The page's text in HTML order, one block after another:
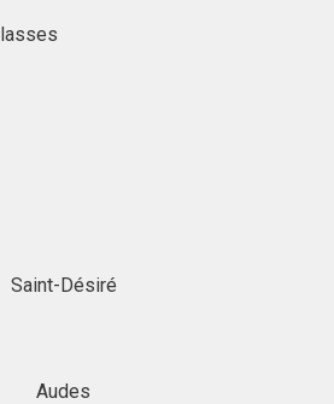
Saint-Désiré
Audes